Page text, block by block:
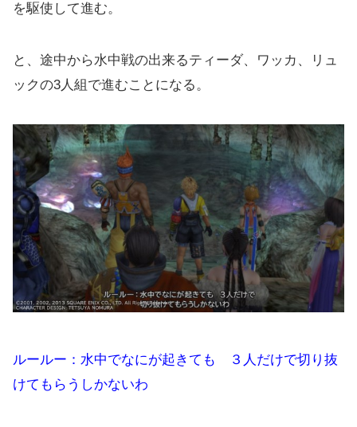
を駆使して進む。
と、途中から水中戦の出来るティーダ、ワッカ、リュ
ックの3人組で進むことになる。
ルールー：水中でなにが起きても ３人だけで切り抜
けてもらうしかないわ